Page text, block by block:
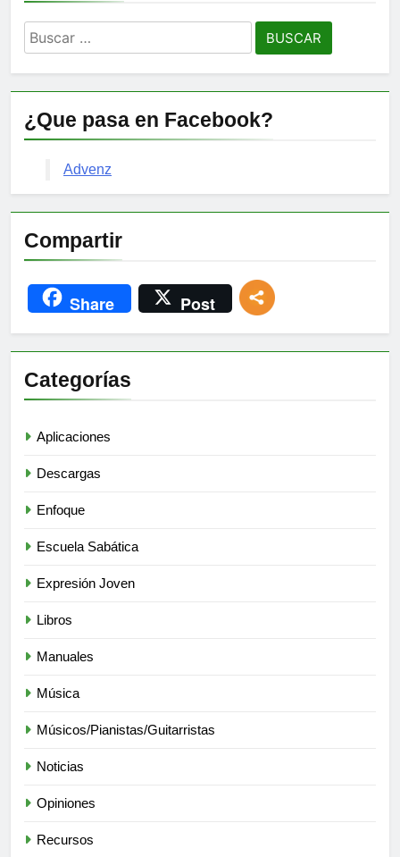
Buscar:
¿Que pasa en Facebook?
Advenz
Compartir
Share Post
Categorías
Aplicaciones
Descargas
Enfoque
Escuela Sabática
Expresión Joven
Libros
Manuales
Música
Músicos/Pianistas/Guitarristas
Noticias
Opiniones
Recursos